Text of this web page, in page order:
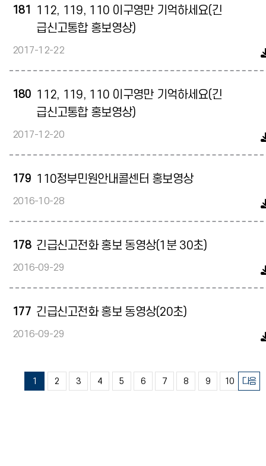
181
112, 119, 110 이구영만 기억하세요(긴
급신고통합 홍보영상)
2017-12-22
180 112, 119, 110 이구영만 기억하세요(긴
급신고통합 홍보영상)
2017-12-20
179 110정부민원안내콜센터 홍보영상
2016-10-28
178 긴급신고전화 홍보 동영상(1분 30초)
2016-09-29
177 긴급신고전화 홍보 동영상(20초)
2016-09-29
1 2 3 4 5 6 7 8 9 10 다음